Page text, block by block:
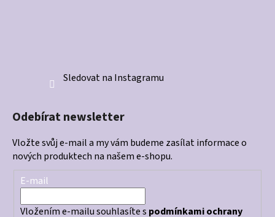
Sledovat na Instagramu
Odebírat newsletter
Vložte svůj e-mail a my vám budeme zasílat informace o
nových produktech na našem e-shopu.
E-mail
Vložením e-mailu souhlasíte s podmínkami ochrany